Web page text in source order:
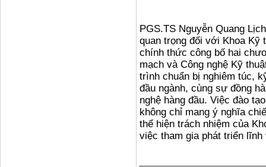
PGS.TS Nguyễn Quang
quan trọng đối với Khoa Kỹ
chính thức công bố hai
mạch và Công nghệ Kỹ
trình chuẩn bị nghiêm túc,
đầu ngành, cùng sự đồng
nghệ hàng đầu. Việc đào
không chỉ mang ý nghĩa
thể hiện trách nhiệm của
việc tham gia phát triển